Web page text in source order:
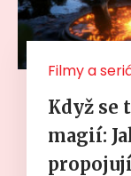
Filmy a
Když se
magií: